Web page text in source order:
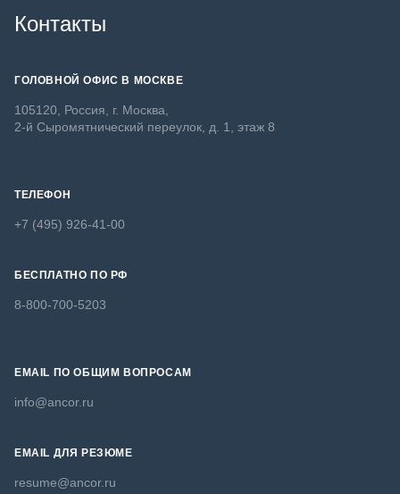
Контакты
ГОЛОВНОЙ ОФИС В МОСКВЕ
105120, Россия, г. Москва,
2-й Сыромятнический переулок, д. 1, этаж 8
ТЕЛЕФОН
+7 (495) 926-41-00
БЕСПЛАТНО ПО РФ
8-800-700-5203
EMAIL ПО ОБЩИМ ВОПРОСАМ
info@ancor.ru
EMAIL ДЛЯ РЕЗЮМЕ
resume@ancor.ru